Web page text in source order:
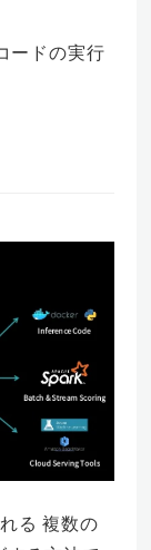
ードの実行
る 複数の